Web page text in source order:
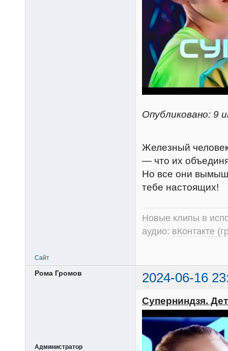
Опубликовано: 9
Железный
— что их
Но все они
тебе настоящих!
Новые клипы в
аудио: вКонтакте
Сайт
Рома Громов 2024-06-16
Администратор
Суперниндзя.